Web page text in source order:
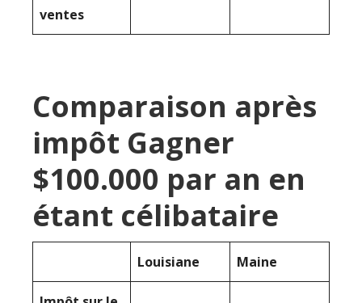
ventes
Comparaison après
impôt Gagner
$100.000 par an en
étant célibataire
Louisiane Maine